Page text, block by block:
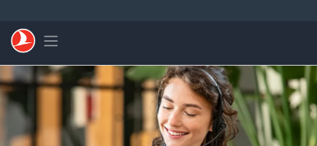
Toggle navigation